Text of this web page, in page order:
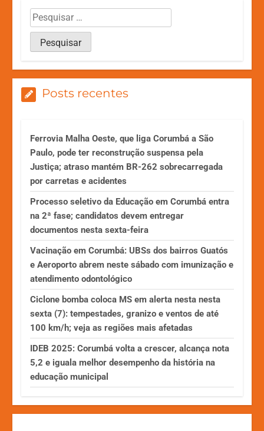
Posts recentes
Ferrovia Malha Oeste, que liga Corumbá a São
Paulo, pode ter reconstrução suspensa pela
Justiça; atraso mantém BR-262 sobrecarregada
por carretas e acidentes
Processo seletivo da Educação em Corumbá entra
na 2ª fase; candidatos devem entregar
documentos nesta sexta-feira
Vacinação em Corumbá: UBSs dos bairros Guatós
e Aeroporto abrem neste sábado com imunização e
atendimento odontológico
Ciclone bomba coloca MS em alerta nesta nesta
sexta (7): tempestades, granizo e ventos de até
100 km/h; veja as regiões mais afetadas
IDEB 2025: Corumbá volta a crescer, alcança nota
5,2 e iguala melhor desempenho da história na
educação municipal